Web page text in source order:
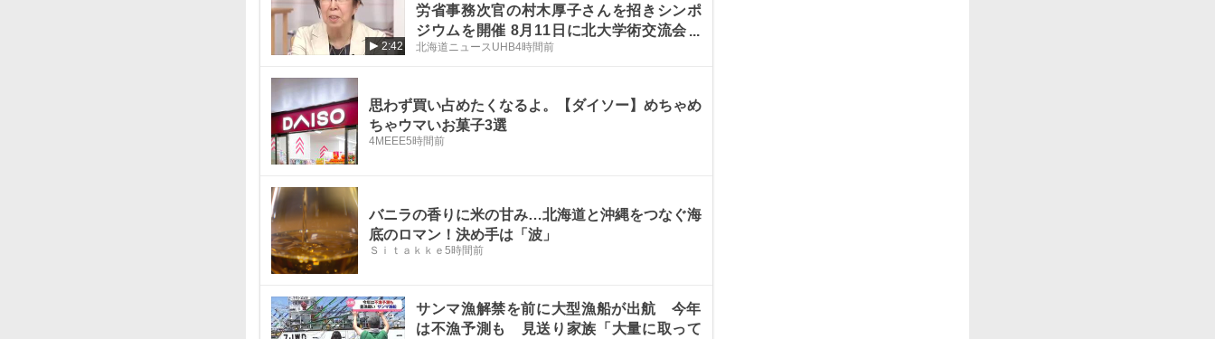
2:42
労省事務次官の村木厚子さんを招きシンポ
ジウムを開催 8月11日に北大学術交流会館
で〈札幌市〉
北海道ニュースUHB4時間前
思わず買い占めたくなるよ。【ダイソー】めちゃめ
ちゃウマいお菓子3選
4MEEE5時間前
バニラの香りに米の甘み…北海道と沖縄をつなぐ海
底のロマン！決め手は「波」
Ｓｉｔａｋｋｅ 5時間前
サンマ漁解禁を前に大型漁船が出航 今年
は不漁予測も 見送り家族「大量に取って